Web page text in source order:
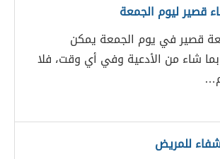
قصير ليوم الجمعة
قصير في يوم الجمعة يمكن
شاء من الأدعية وفي أي وقت، فلا
للمريض